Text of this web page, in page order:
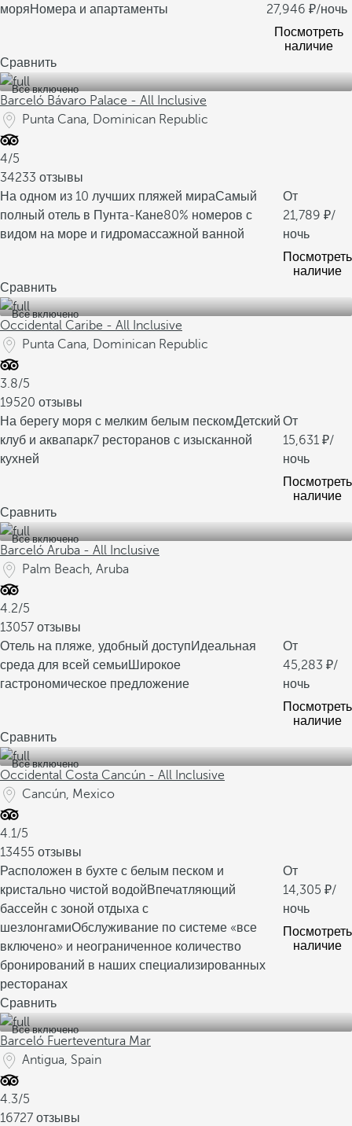
моряНомера и апартаменты 27,946
/ночь
Посмотреть
наличие
Сравнить
Все включено
Barceló Bávaro Palace - All Inclusive
Punta Cana, Dominican Republic
4/5
34233 отзывы
На одном из 10 лучших пляжей мираСамый
полный отель в Пунта-Кане80% номеров с
видом на море и гидромассажной ванной
От
21,789
/
ночь
Посмотреть
наличие
Сравнить
Все включено
Occidental Caribe - All Inclusive
Punta Cana, Dominican Republic
3.8/5
19520 отзывы
На берегу моря с мелким белым пескомДетский
клуб и аквапарк7 ресторанов с изысканной
кухней
От
15,631
/
ночь
Посмотреть
наличие
Сравнить
Все включено
Barceló Aruba - All Inclusive
Palm Beach, Aruba
4.2/5
13057 отзывы
Отель на пляже, удобный доступИдеальная
среда для всей семьиШирокое
гастрономическое предложение
От
45,283
/
ночь
Посмотреть
наличие
Сравнить
Все включено
Occidental Costa Cancún - All Inclusive
Cancún, Mexico
4.1/5
13455 отзывы
Расположен в бухте с белым песком и
кристально чистой водойВпечатляющий
бассейн с зоной отдыха с
шезлонгамиОбслуживание по системе «все
включено» и неограниченное количество
бронирований в наших специализированных
ресторанах
От
14,305
/
ночь
Посмотреть
наличие
Сравнить
Все включено
Barceló Fuerteventura Mar
Antigua, Spain
4.3/5
16727 отзывы